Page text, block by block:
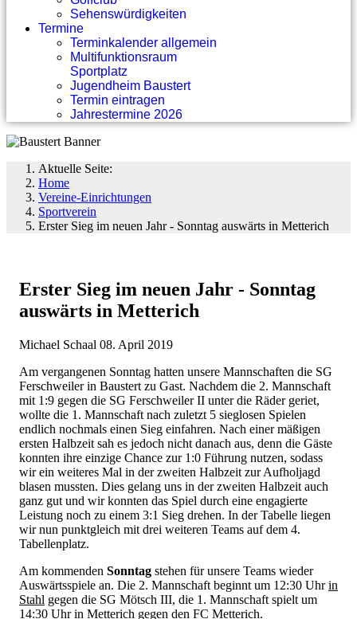
Sehenswürdigkeiten
Termine
Terminkalender allgemein
Multifunktionsraum
Sportplatz
Jugendheim Baustert
Termin eintragen
Jahrestermine 2026
Aktuelle Seite:
Home
Vereine-Einrichtungen
Sportverein
Erster Sieg im neuen Jahr - Sonntag auswärts in Metterich
Erster Sieg im neuen Jahr - Sonntag
auswärts in Metterich
Michael Schaal 08. April 2019
Am vergangenen Sonntag hatten unsere Mannschaften die SG
Ferschweiler in Baustert zu Gast. Nachdem die 2. Mannschaft
mit 1:9 gegen die SG Ferschweiler II unter die Räder geriet,
wollte die 1. Mannschaft nach zuletzt 5 sieglosen Spielen
endlich nochmals einen Sieg einfahren. Nach einer mäßigen
ersten Halbzeit sah es jedoch nicht danach aus, denn die Gäste
konnten ihre einzige Chance zur 1:0 Führung nutzen, sodass
wir ein weiteres Mal in der zweiten Halbzeit zur Aufholjagd
blasen mussten. Dies gelang uns in der zweiten Halbzeit auch
ganz gut und wir konnten das Spiel durch eine engagierte
Leistung noch zu einem 3:1 Sieg drehen. In der Tabelle liegen
wir nun punktgleich mit drei weiteren Teams auf dem 4.
Tabellenplatz.
Am kommenden Sonntag stehen für unsere Teams wieder
Auswärtsspiele an. Die 2. Mannschaft beginnt um 12:30 Uhrin
Stahl gegen die SG Mötsch III, die 1. Mannschaft spielt um
14:30 Uhrin Metterich gegen den FC Metterich.